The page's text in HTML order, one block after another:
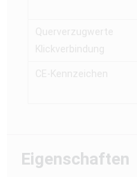
Querverzugwerte
Klickverbindung
CE-Kennzeichen
Eigenschaften